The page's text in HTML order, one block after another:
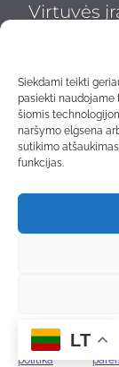
Siekdami teikti
pasiekti naudojame
šiomis
naršymo elgsena
sutikimo
funkcijas.
Slapukų
politika
Virtuvės
Indų
Šaldymo
Baras,
Kontaktai
LT